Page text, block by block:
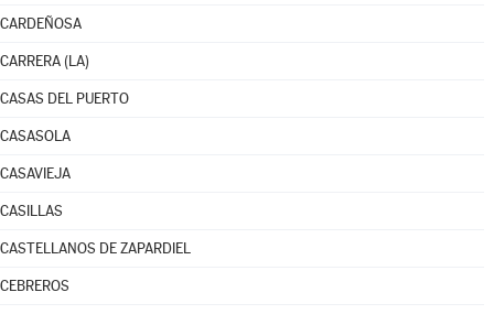
CARDEÑOSA
CARRERA (LA)
CASAS DEL PUERTO
CASASOLA
CASAVIEJA
CASILLAS
CASTELLANOS DE ZAPARDIEL
CEBREROS